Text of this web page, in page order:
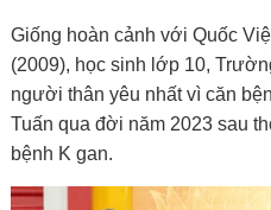
Giống hoàn cảnh với Quốc
(2009), học sinh lớp 10,
người thân yêu nhất vì căn
Tuấn qua đời năm 2023 sau
bệnh K gan.